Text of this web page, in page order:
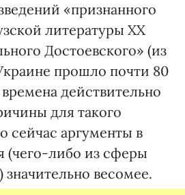
«признанного
литературы ХХ
Достоевского» (из
прошло почти 80
действительно
для такого
сейчас аргументы в
(чего-либо из сферы
значительно весомее.